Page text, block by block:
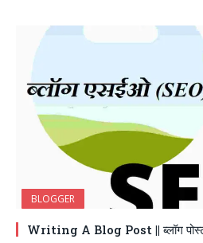
BLOGGER
Writing A Blog Post || ब्लॉग पोस्ट